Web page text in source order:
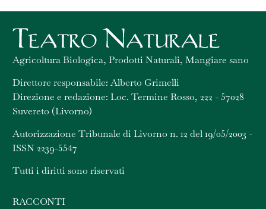
Agricoltura Biologica, Prodotti Naturali, Mangiare sano
Direttore responsabile: Alberto Grimelli
Direzione e redazione: Loc. Termine Rosso, 222 - 57028
Suvereto (Livorno)
Autorizzazione Tribunale di Livorno n. 12 del 19/05/2003 -
ISSN 2239-5547
Tutti i diritti sono riservati
RACCONTI